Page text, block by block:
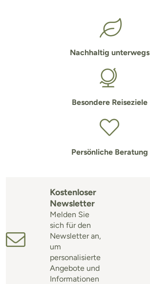
Nachhaltig unterwegs
Besondere Reiseziele
Persönliche Beratung
Kostenloser
Newsletter
Melden Sie
sich für den
Newsletter an,
um
personalisierte
Angebote und
Informationen